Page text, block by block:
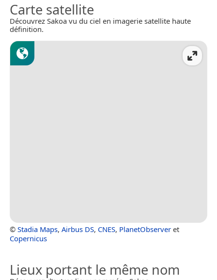
Carte satellite
Découvrez Sakoa vu du ciel en imagerie satellite haute
définition.
© Stadia Maps, Airbus DS, CNES, PlanetObserver et
Copernicus
Lieux portant le même nom